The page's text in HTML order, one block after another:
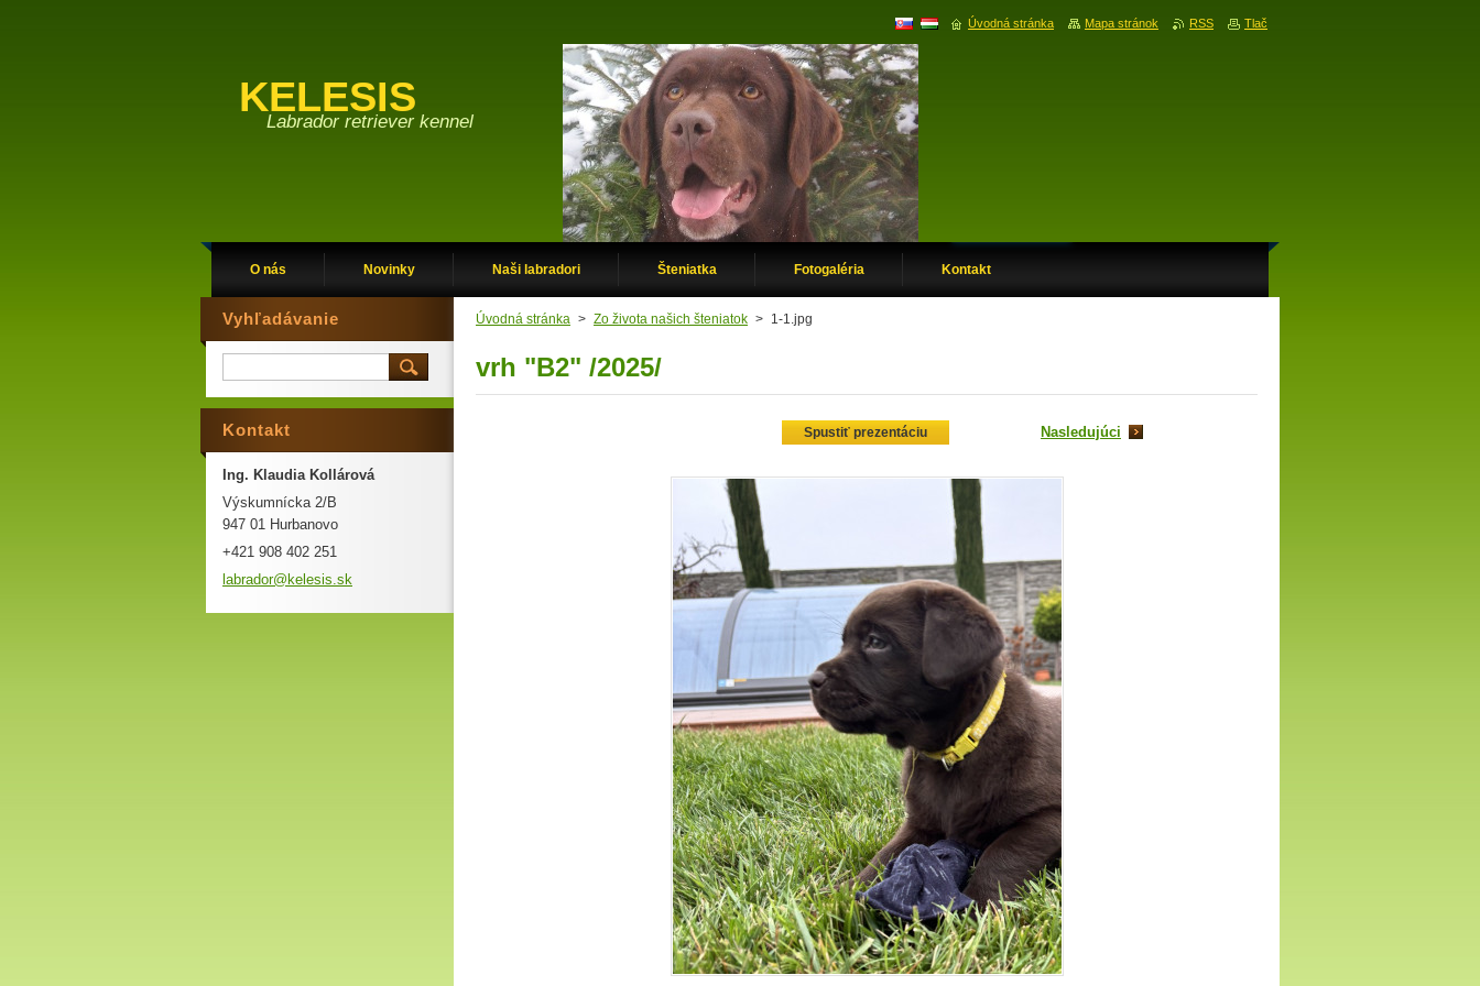
KELESIS
Labrador retriever kennel
O nás Novinky Naši labradori Šteniatka Fotogaléria Kontakt
Úvodná stránka > Zo života našich šteniatok > 1-1.jpg
vrh "B2" /2025/
Spustiť prezentáciu Nasledujúci
Vyhľadávanie
Kontakt
Ing. Klaudia Kollárová
Výskumnícka 2/B
947 01 Hurbanovo
+421 908 402 251
labrador@kelesis.sk
Úvodná stránka Mapa stránok RSS Tlač